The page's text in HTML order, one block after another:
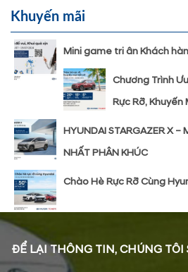
Khuyến mãi
Mini game tri ân Khách
Chương Trình
Rực Rỡ, Khuyến
HYUNDAI STARGAZER X –
NHẤT PHÂN KHÚC
Chào Hè Rực Rỡ Cùng
ĐỂ LẠI THÔNG TIN, CHÚNG TÔI